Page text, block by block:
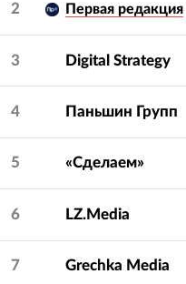
2 Первая редакция
3 Digital Strategy
4 Паньшин Групп
5 «Сделаем»
6 LZ.Media
7 Grechka Media